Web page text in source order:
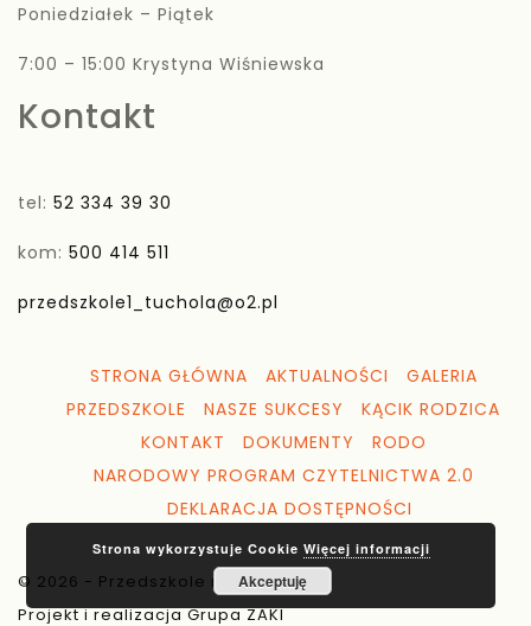
Poniedziałek – Piątek
7:00 – 15:00 Krystyna Wiśniewska
Kontakt
tel: 52 334 39 30
kom: 500 414 511
przedszkole1_tuchola@o2.pl
STRONA GŁÓWNA AKTUALNOŚCI
GALERIA
PRZEDSZKOLE
NASZE SUKCESY
KĄCIK RODZICA
KONTAKT
DOKUMENTY
RODO
NARODOWY PROGRAM CZYTELNICTWA 2.0
DEKLARACJA DOSTĘPNOŚCI
© 2026 - Przedszkole nr 1 Tuchola
Projekt i realizacja Grupa ZAKI
Strona wykorzystuje Cookie Więcej informacji
Akceptuję